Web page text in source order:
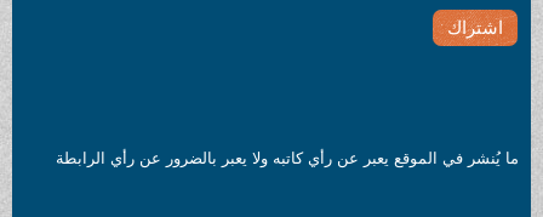
ما يُنشر في الموقع يعبر عن رأي كاتبه ولا يعبر بالضرور عن رأي الرابطة